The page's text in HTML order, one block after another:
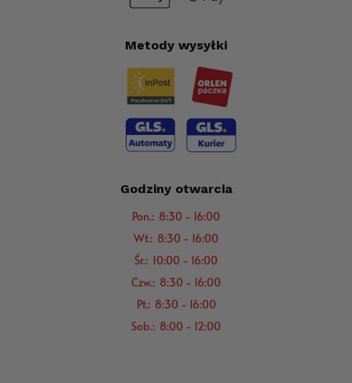
Metody wysyłki
Godziny otwarcia
Pon.: 8:30 - 16:00
Wt.: 8:30 - 16:00
Śr.: 10:00 - 16:00
Czw.: 8:30 - 16:00
Pt.: 8:30 - 16:00
Sob.: 8:00 - 12:00